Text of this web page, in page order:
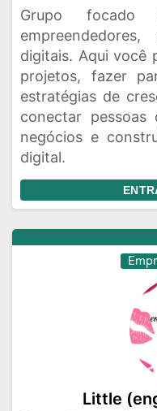
Moda e Beleza
Negocios
Receitas
Status
Videos
Grupo focado
digitais. Aqui você
projetos, fazer
estratégias de
conectar pessoas
negócios e
digital.
Little